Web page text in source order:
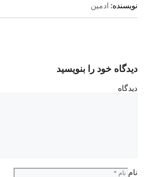
نویسنده: ادمین
دیدگاه خود را بنویسید
دیدگاه
نام